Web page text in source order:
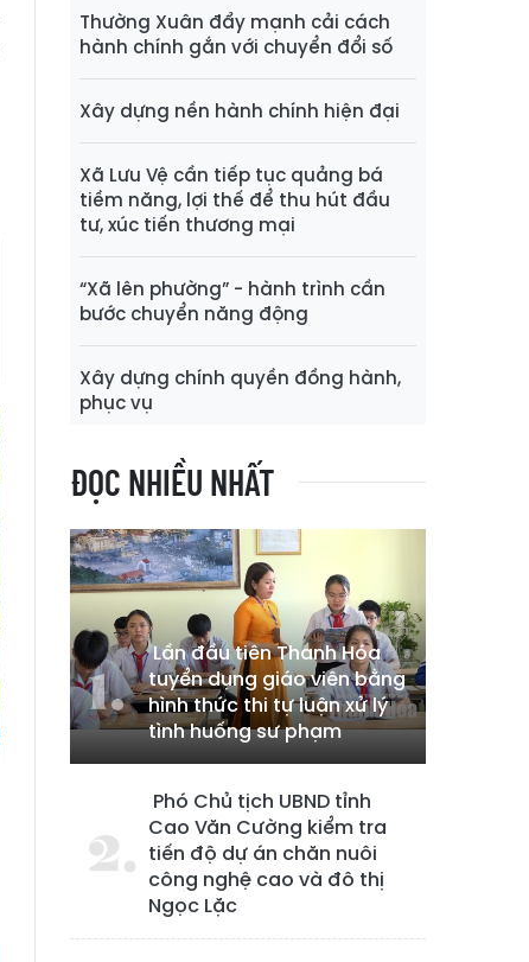
Thường Xuân đẩy mạnh cải cách
hành chính gắn với chuyển đổi số
Xây dựng nền hành chính hiện đại
Xã Lưu Vệ cần tiếp tục quảng bá
tiềm năng, lợi thế để thu hút đầu
tư, xúc tiến thương mại
“Xã lên phường” - hành trình cần
bước chuyển năng động
Xây dựng chính quyền đồng hành,
phục vụ
ĐỌC NHIỀU NHẤT
Lần đầu tiên Thanh Hóa
tuyển dụng giáo viên bằng
hình thức thi tự luận xử lý
tình huống sư phạm
Phó Chủ tịch UBND tỉnh
Cao Văn Cường kiểm tra
tiến độ dự án chăn nuôi
công nghệ cao và đô thị
Ngọc Lặc